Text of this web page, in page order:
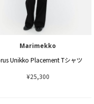
Marimekko
Unikko Placement Tシャツ
¥25,300